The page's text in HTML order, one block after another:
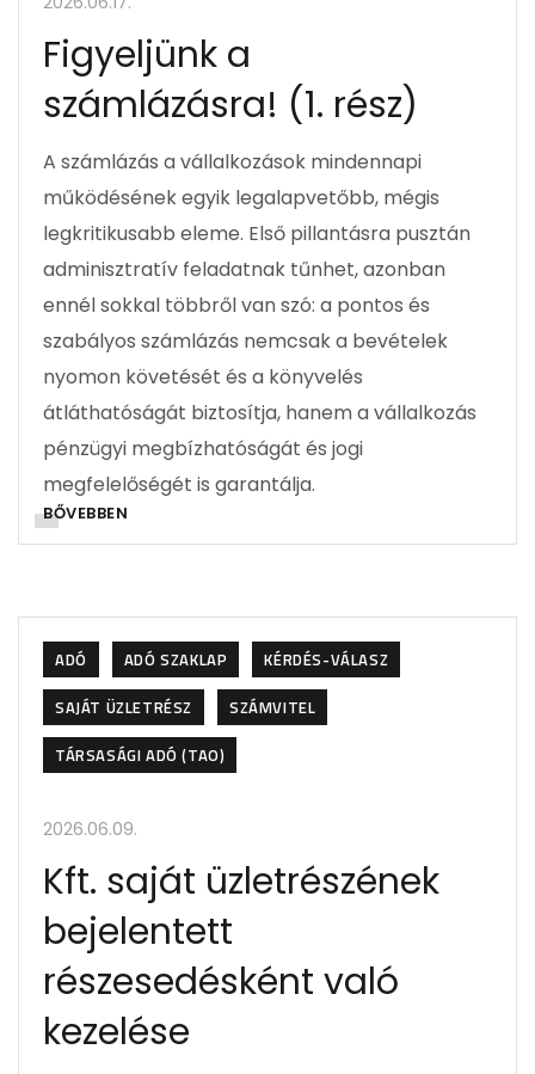
Figyeljünk a
számlázásra! (1. rész)
A számlázás a vállalkozások mindennapi
működésének egyik legalapvetőbb, mégis
legkritikusabb eleme. Első pillantásra pusztán
adminisztratív feladatnak tűnhet, azonban
ennél sokkal többről van szó: a pontos és
szabályos számlázás nemcsak a bevételek
nyomon követését és a könyvelés
átláthatóságát biztosítja, hanem a vállalkozás
pénzügyi megbízhatóságát és jogi
megfelelőségét is garantálja.
BŐVEBBEN
ADÓ ADÓ SZAKLAP
KÉRDÉS-VÁLASZ
SAJÁT ÜZLETRÉSZ
SZÁMVITEL
TÁRSASÁGI ADÓ (TAO)
2026.06.09.
Kft. saját üzletrészének
bejelentett
részesedésként való
kezelése ​